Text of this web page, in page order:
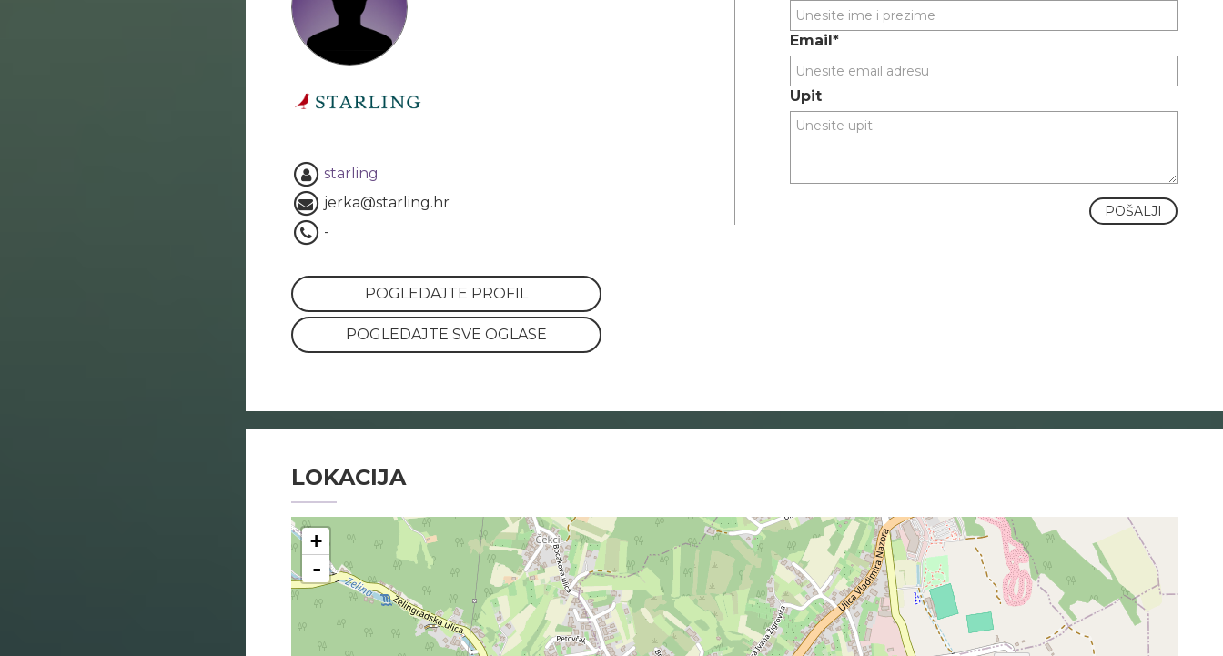
starling
jerka@starling.hr
-
POGLEDAJTE PROFIL
POGLEDAJTE SVE OGLASE
Email*
Upit
POŠALJI
LOKACIJA
+
-